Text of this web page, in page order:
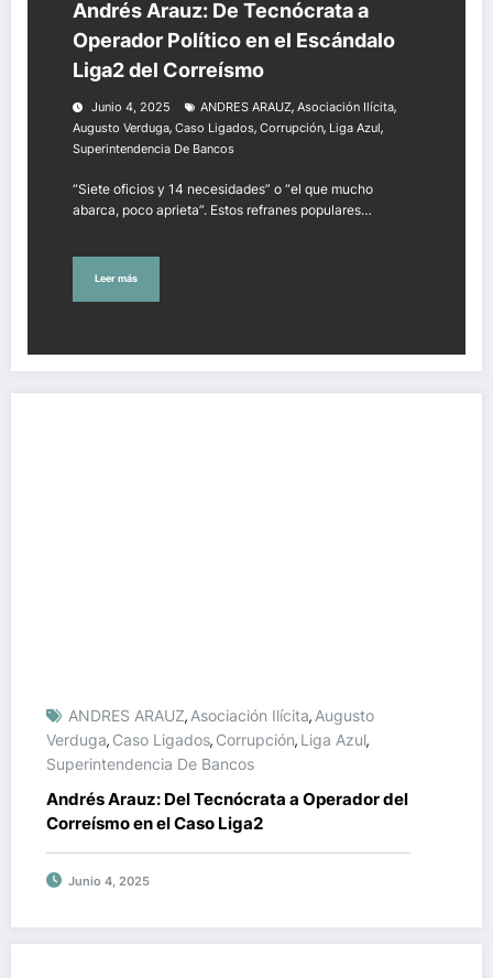
Andrés Arauz: De Tecnócrata a
Operador Político en el Escándalo
Liga2 del Correísmo
Junio 4, 2025 ANDRES ARAUZ, Asociación Ilícita,
Augusto Verduga, Caso Ligados, Corrupción, Liga Azul,
Superintendencia De Bancos
“Siete oficios y 14 necesidades” o “el que mucho
abarca, poco aprieta”. Estos refranes populares…
Leer más
ANDRES ARAUZ, Asociación Ilícita, Augusto
Verduga, Caso Ligados, Corrupción, Liga Azul,
Superintendencia De Bancos
Andrés Arauz: Del Tecnócrata a Operador del
Correísmo en el Caso Liga2
Junio 4, 2025